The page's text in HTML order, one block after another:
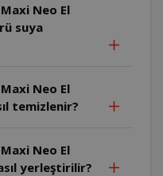
Neo El
suya
Neo El
temizlenir?
Neo El
yerleştirilir?